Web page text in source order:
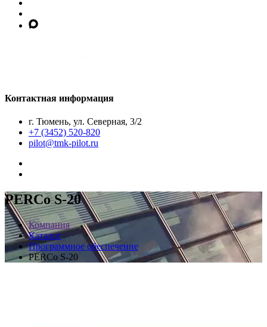
Контактная информация
г. Тюмень, ул. Северная, 3/2
+7 (3452) 520-820
pilot@tmk-pilot.ru
PERCo S-20
Компания
Каталог
Программное обеспечение
PERCo S-20